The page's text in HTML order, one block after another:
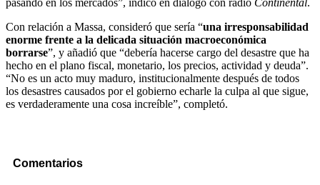
Con relación a Massa, consideró que sería “una irresponsabilidad
enorme frente a la delicada situación macroeconómica
borrarse”, y añadió que “debería hacerse cargo del desastre que ha
hecho en el plano fiscal, monetario, los precios, actividad y deuda”.
“No es un acto muy maduro, institucionalmente después de todos
los desastres causados por el gobierno echarle la culpa al que sigue,
es verdaderamente una cosa increíble”, completó.
Comentarios